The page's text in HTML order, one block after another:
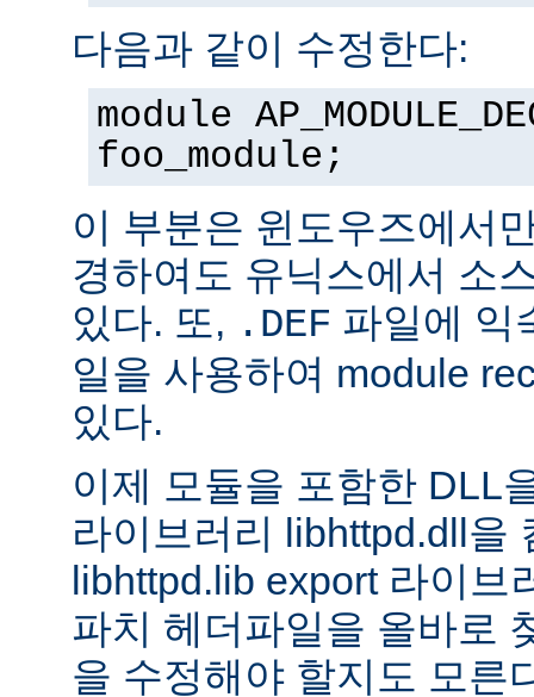
다음과 같이 수정한다:
module
foo_module;
이 부분은 윈도우즈에서
경하여도 유닉스에서 소
있다. 또, .DEF 파일에 익
일을 사용하여 module
있다.
이제 모듈을 포함한 DLL
라이브러리 libhttpd.dll을
libhttpd.lib export 라이브
파치 헤더파일을 올바로
을 수정해야 할지도 모른